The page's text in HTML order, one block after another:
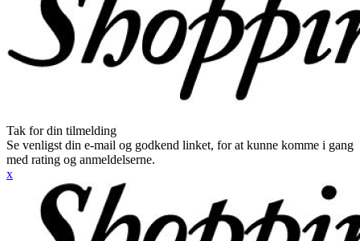
Tak for din tilmelding
Se venligst din e-mail og godkend linket, for at kunne komme i gang
med rating og anmeldelserne.
x